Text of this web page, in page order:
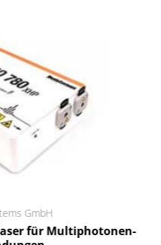
GmbH
für Multiphotonen-